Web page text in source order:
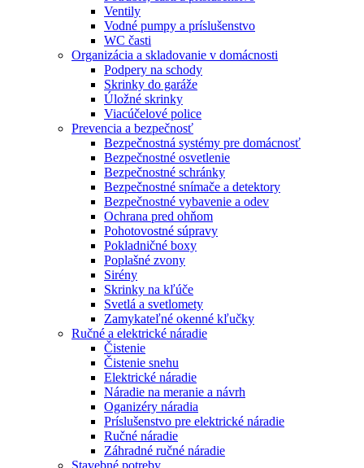
Ventily
Vodné pumpy a príslušenstvo
WC časti
Organizácia a skladovanie v domácnosti
Podpery na schody
Skrinky do garáže
Úložné skrinky
Viacúčelové police
Prevencia a bezpečnosť
Bezpečnostná systémy pre domácnosť
Bezpečnostné osvetlenie
Bezpečnostné schránky
Bezpečnostné snímače a detektory
Bezpečnostné vybavenie a odev
Ochrana pred ohňom
Pohotovostné súpravy
Pokladničné boxy
Poplašné zvony
Sirény
Skrinky na kľúče
Svetlá a svetlomety
Zamykateľné okenné kľučky
Ručné a elektrické náradie
Čistenie
Čistenie snehu
Elektrické náradie
Náradie na meranie a návrh
Oganizéry náradia
Príslušenstvo pre elektrické náradie
Ručné náradie
Záhradné ručné náradie
Stavebné potreby